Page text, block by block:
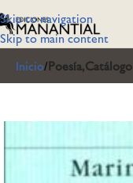
Skip to navigation
Skip to main content
Inicio Poesía,Catálogo